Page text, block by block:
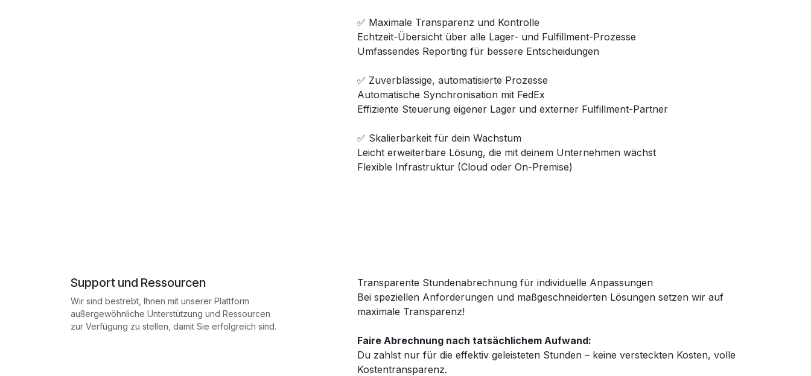
✅ Maximale Transparenz und Kontrolle
Echtzeit-Übersicht über alle Lager- und Fulfillment-Prozesse
Umfassendes Reporting für bessere Entscheidungen
✅ Zuverblässige, automatisierte Prozesse
Automatische Synchronisation mit FedEx
Effiziente Steuerung eigener Lager und externer Fulfillment-Partner
✅ Skalierbarkeit für dein Wachstum
Leicht erweiterbare Lösung, die mit deinem Unternehmen wächst
Flexible Infrastruktur (Cloud oder On-Premise)
Support und Ressourcen
Wir sind bestrebt, Ihnen mit unserer Plattform
außergewöhnliche Unterstützung und Ressourcen
zur Verfügung zu stellen, damit Sie erfolgreich sind.
Transparente Stundenabrechnung für individuelle Anpassungen
Bei speziellen Anforderungen und maßgeschneiderten Lösungen setzen wir auf
maximale Transparenz!
Faire Abrechnung nach tatsächlichem Aufwand:
Du zahlst nur für die effektiv geleisteten Stunden – keine versteckten Kosten, volle
Kostentransparenz.